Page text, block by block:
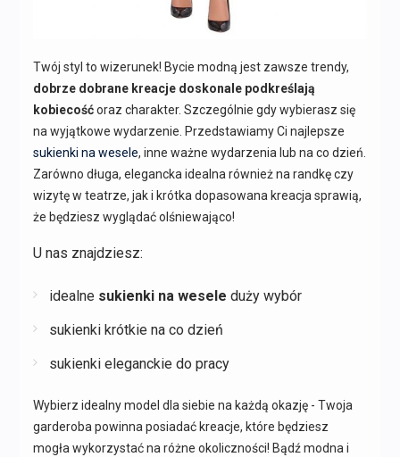
Twój styl to wizerunek! Bycie modną jest zawsze trendy,
dobrze dobrane kreacje doskonale podkreślają
kobiecośćoraz charakter. Szczególnie gdy wybierasz się
na wyjątkowe wydarzenie. Przedstawiamy Ci najlepsze
sukienki na wesele, inne ważne wydarzenia lub na co dzień.
Zarówno długa, elegancka idealna również na randkę czy
wizytę w teatrze, jak i krótka dopasowana kreacja sprawią,
że będziesz wyglądać olśniewająco!
U nas znajdziesz:
idealne sukienki na wesele duży wybór
sukienki krótkie na co dzień
sukienki eleganckie do pracy
Wybierz idealny model dla siebie na każdą okazję - Twoja
garderoba powinna posiadać kreacje, które będziesz
mogła wykorzystać na różne okoliczności! Bądź modna i